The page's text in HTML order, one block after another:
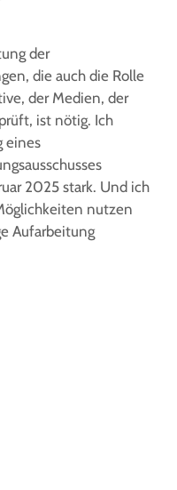
der
die auch die Rolle
der Medien, der
ist nötig. Ich
eines
2025 stark. Und ich
nutzen
Aufarbeitung